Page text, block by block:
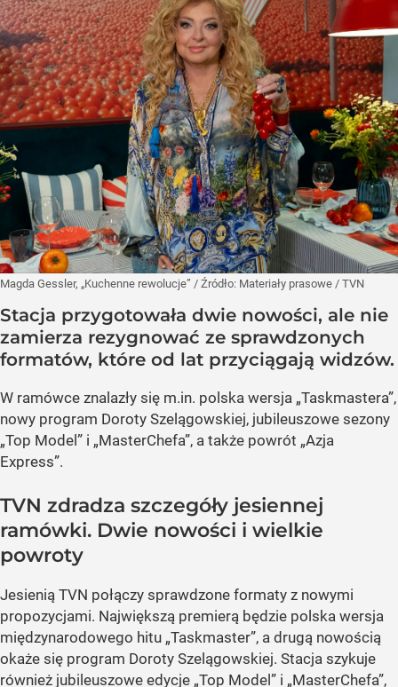
Magda Gessler, „Kuchenne rewolucje” / Źródło: Materiały prasowe / TVN
Stacja przygotowała dwie nowości, ale nie
zamierza rezygnować ze sprawdzonych
formatów, które od lat przyciągają widzów.
W ramówce znalazły się m.in. polska wersja „Taskmastera”,
nowy program Doroty Szelągowskiej, jubileuszowe sezony
„Top Model” i „MasterChefa”, a także powrót „Azja
Express”.
TVN zdradza szczegóły jesiennej
ramówki. Dwie nowości i wielkie
powroty
Jesienią TVN połączy sprawdzone formaty z nowymi
propozycjami. Największą premierą będzie polska wersja
międzynarodowego hitu „Taskmaster”, a drugą nowością
okaże się program Doroty Szelągowskiej. Stacja szykuje
również jubileuszowe edycje „Top Model” i „MasterChefa”,